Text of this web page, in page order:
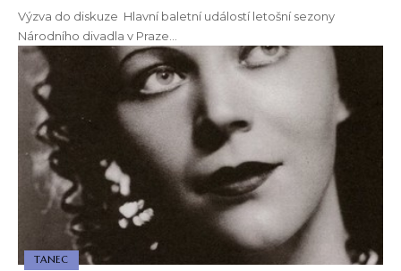
Výzva do diskuze Hlavní baletní událostí letošní sezony
Národního divadla v Praze…
TANEC